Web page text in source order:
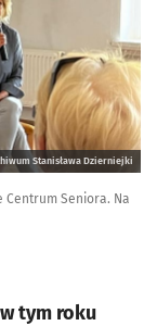
Stanisława Dzierniejki
Centrum Seniora. Na
tym roku